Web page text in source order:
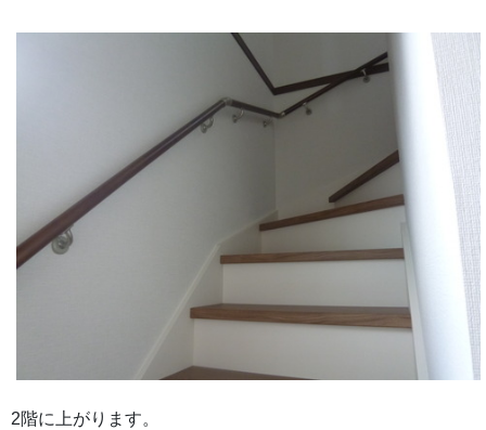
2階に上がります。